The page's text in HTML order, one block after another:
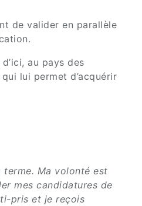
de valider en parallèle
au pays des
lui permet d’acquérir
terme. Ma volonté est
mes candidatures de
pris et je reçois